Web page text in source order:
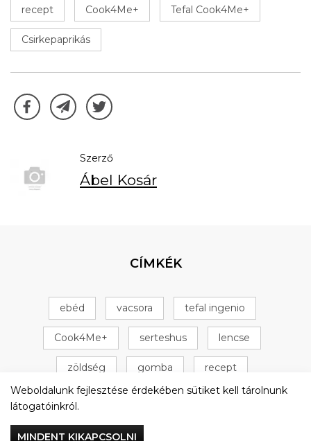
recept Cook4Me+ Tefal Cook4Me+
Csirkepaprikás
Szerző
Ábel Kosár
CÍMKÉK
ebéd vacsora tefal ingenio
Cook4Me+ serteshus lencse
zöldség gomba recept
Tefal Cook4Me+ csirke + 16 következő
Weboldalunk fejlesztése érdekében sütiket kell tárolnunk
látogatóinkról.
MINDENT KIKAPCSOLNI